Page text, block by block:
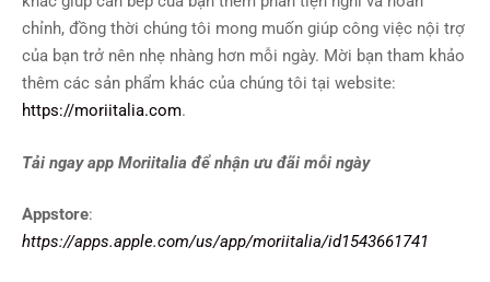
chỉnh, đồng thời chúng tôi mong muốn giúp công việc nội trợ
của bạn trở nên nhẹ nhàng hơn mỗi ngày. Mời bạn tham khảo
thêm các sản phẩm khác của chúng tôi tại website:
https://moriitalia.com.
Tải ngay app Moriitalia để nhận ưu đãi mỗi ngày
Appstore:
https://apps.apple.com/us/app/moriitalia/id1543661741